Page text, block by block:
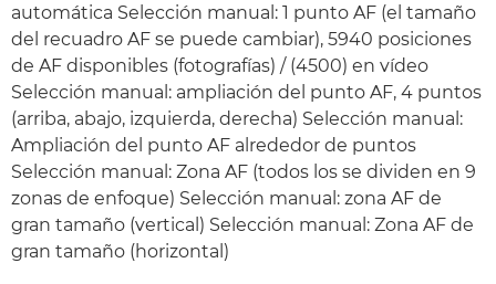
automática Selección manual: 1 punto AF (el tamaño
del recuadro AF se puede cambiar), 5940 posiciones
de AF disponibles (fotografías) / (4500) en vídeo
Selección manual: ampliación del punto AF, 4 puntos
(arriba, abajo, izquierda, derecha) Selección manual:
Ampliación del punto AF alrededor de puntos
Selección manual: Zona AF (todos los se dividen en 9
zonas de enfoque) Selección manual: zona AF de
gran tamaño (vertical) Selección manual: Zona AF de
gran tamaño (horizontal)